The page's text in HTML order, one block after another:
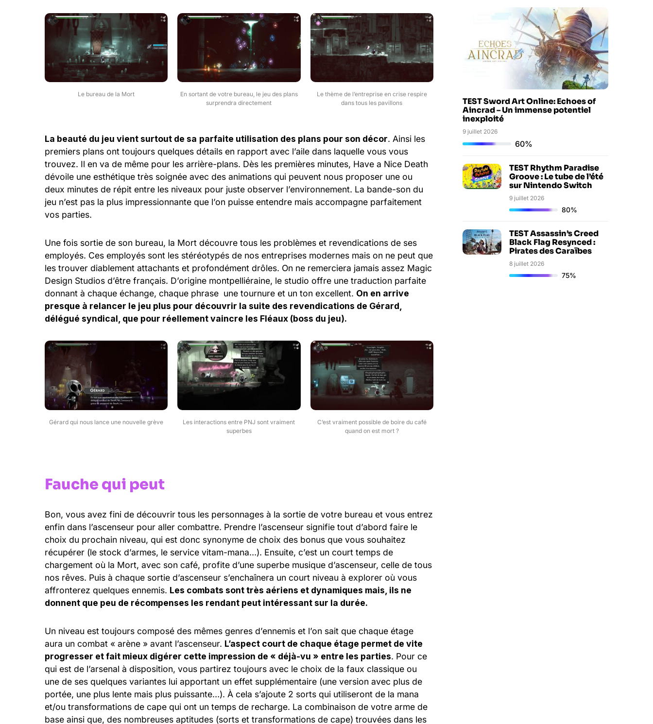
Le bureau de la Mort
En sortant de votre bureau, le jeu des plans
surprendra directement
Le thème de l’entreprise en crise respire
dans tous les pavillons
La beauté du jeu vient surtout de sa parfaite utilisation des plans pour son décor. Ainsi les
premiers plans ont toujours quelques détails en rapport avec l’aile dans laquelle vous vous
trouvez. Il en va de même pour les arrière-plans. Dès les premières minutes, Have a Nice Death
dévoile une esthétique très soignée avec des animations qui peuvent nous proposer une ou
deux minutes de répit entre les niveaux pour juste observer l’environnement. La bande-son du
jeu n’est pas la plus impressionnante que l’on puisse entendre mais accompagne parfaitement
vos parties.
Une fois sortie de son bureau, la Mort découvre tous les problèmes et revendications de ses
employés. Ces employés sont les stéréotypés de nos entreprises modernes mais on ne peut que
les trouver diablement attachants et profondément drôles. On ne remerciera jamais assez Magic
Design Studios d’être français. D’origine montpelliéraine, le studio offre une traduction parfaite
donnant à chaque échange, chaque phrase une tournure et un ton excellent. On en arrive
presque à relancer le jeu plus pour découvrir la suite des revendications de Gérard,
délégué syndical, que pour réellement vaincre les Fléaux (boss du jeu).
Gérard qui nous lance une nouvelle grève
Les interactions entre PNJ sont vraiment
superbes
C’est vraiment possible de boire du café
quand on est mort ?
Fauche qui peut
Bon, vous avez fini de découvrir tous les personnages à la sortie de votre bureau et vous entrez
enfin dans l’ascenseur pour aller combattre. Prendre l’ascenseur signifie tout d’abord faire le
choix du prochain niveau, qui est donc synonyme de choix des bonus que vous souhaitez
récupérer (le stock d’armes, le service vitam-mana…). Ensuite, c’est un court temps de
chargement où la Mort, avec son café, profite d’une superbe musique d’ascenseur, celle de tous
nos rêves. Puis à chaque sortie d’ascenseur s’enchaînera un court niveau à explorer où vous
affronterez quelques ennemis. Les combats sont très aériens et dynamiques mais, ils ne
donnent que peu de récompenses les rendant peut intéressant sur la durée.
Un niveau est toujours composé des mêmes genres d’ennemis et l’on sait que chaque étage
aura un combat « arène » avant l’ascenseur. L’aspect court de chaque étage permet de vite
progresser et fait mieux digérer cette impression de « déjà-vu » entre les parties. Pour ce
qui est de l’arsenal à disposition, vous partirez toujours avec le choix de la faux classique ou
une de ses quelques variantes lui apportant un effet supplémentaire (une version avec plus de
portée, une plus lente mais plus puissante…). À cela s’ajoute 2 sorts qui utiliseront de la mana
et/ou transformations de cape qui ont un temps de recharge. La combinaison de votre arme de
base ainsi que, des nombreuses aptitudes (sorts et transformations de cape) trouvées dans les
TEST Sword Art Online: Echoes of
Aincrad – Un immense potentiel
inexploité
9 juillet 2026
60%
TEST Rhythm Paradise
Groove : Le tube de l’été
sur Nintendo Switch
9 juillet 2026
80%
TEST Assassin’s Creed
Black Flag Resynced :
Pirates des Caraïbes
8 juillet 2026
75%